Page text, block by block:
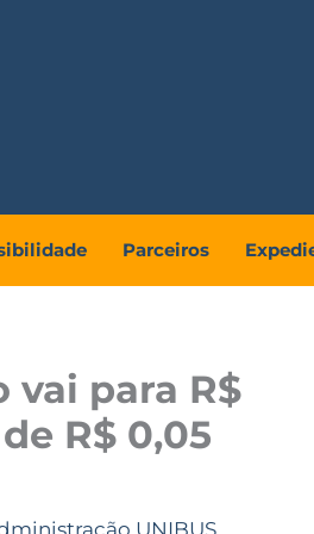
Parceiros
vai para R$
R$ 0,05
UNIBUS